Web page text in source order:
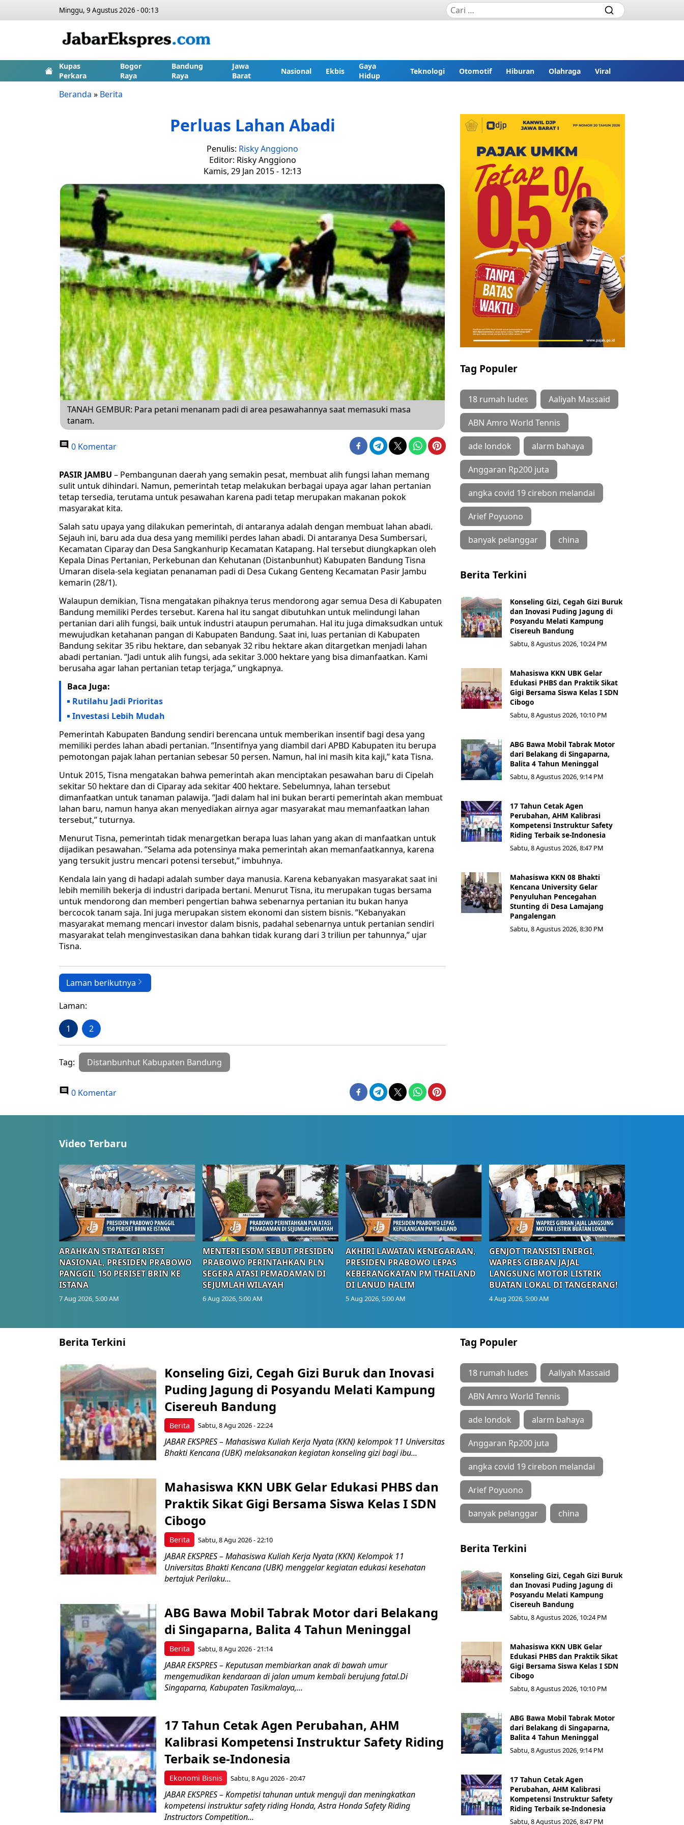
Minggu, 9 Agustus 2026 - 00:13
Kupas
Perkara
Bogor
Raya
Bandung
Raya
Jawa
Barat
Nasional Ekbis
Gaya
Hidup
Teknologi Otomotif Hiburan Olahraga Viral
Beranda » Berita
Perluas Lahan Abadi
Penulis: Risky Anggiono
Editor: Risky Anggiono
Kamis, 29 Jan 2015 - 12:13
TANAH GEMBUR: Para petani menanam padi di area pesawahannya saat memasuki masa
tanam.
0 Komentar
PASIR JAMBU – Pembangunan daerah yang semakin pesat, membuat alih fungsi lahan memang
sulit untuk dihindari. Namun, pemerintah tetap melakukan berbagai upaya agar lahan pertanian
tetap tersedia, terutama untuk pesawahan karena padi tetap merupakan makanan pokok
masyarakat kita.
Salah satu upaya yang dilakukan pemerintah, di antaranya adalah dengan membuat lahan abadi.
Sejauh ini, baru ada dua desa yang memiliki perdes lahan abadi. Di antaranya Desa Sumbersari,
Kecamatan Ciparay dan Desa Sangkanhurip Kecamatan Katapang. Hal tersebut diungkapkan oleh
Kepala Dinas Pertanian, Perkebunan dan Kehutanan (Distanbunhut) Kabupaten Bandung Tisna
Umaran disela-sela kegiatan penanaman padi di Desa Cukang Genteng Kecamatan Pasir Jambu
kemarin (28/1).
Walaupun demikian, Tisna mengatakan pihaknya terus mendorong agar semua Desa di Kabupaten
Bandung memiliki Perdes tersebut. Karena hal itu sangat dibutuhkan untuk melindungi lahan
pertanian dari alih fungsi, baik untuk industri ataupun perumahan. Hal itu juga dimaksudkan untuk
mewujudkan ketahanan pangan di Kabupaten Bandung. Saat ini, luas pertanian di Kabupaten
Bandung sekitar 35 ribu hektare, dan sebanyak 32 ribu hektare akan ditargetkan menjadi lahan
abadi pertanian. ’’Jadi untuk alih fungsi, ada sekitar 3.000 hektare yang bisa dimanfaatkan. Kami
berusaha agar lahan pertanian tetap terjaga,’’ ungkapnya.
Baca Juga:
Rutilahu Jadi Prioritas
Investasi Lebih Mudah
Pemerintah Kabupaten Bandung sendiri berencana untuk memberikan insentif bagi desa yang
memiliki perdes lahan abadi pertanian. ’’Insentifnya yang diambil dari APBD Kabupaten itu berupa
pemotongan pajak lahan pertanian sebesar 50 persen. Namun, hal ini masih kita kaji,’’ kata Tisna.
Untuk 2015, Tisna mengatakan bahwa pemerintah akan menciptakan pesawahan baru di Cipelah
sekitar 50 hektare dan di Ciparay ada sekitar 400 hektare. Sebelumnya, lahan tersebut
dimanfaatkan untuk tanaman palawija. ’’Jadi dalam hal ini bukan berarti pemerintah akan membuat
lahan baru, namun hanya akan menyediakan airnya agar masyarakat mau memanfaatkan lahan
tersebut,’’ tuturnya.
Menurut Tisna, pemerintah tidak menargetkan berapa luas lahan yang akan di manfaatkan untuk
dijadikan pesawahan. ’’Selama ada potensinya maka pemerintah akan memanfaatkannya, karena
yang tersukit justru mencari potensi tersebut,’’ imbuhnya.
Kendala lain yang di hadapi adalah sumber daya manusia. Karena kebanyakan masyarakat saat ini
lebih memilih bekerja di industri daripada bertani. Menurut Tisna, itu merupakan tugas bersama
untuk mendorong dan memberi pengertian bahwa sebenarnya pertanian itu bukan hanya
bercocok tanam saja. Ini juga merupakan sistem ekonomi dan sistem bisnis. ’’Kebanyakan
masyarakat memang mencari investor dalam bisnis, padahal sebenarnya untuk pertanian sendiri
masyarakat telah menginvestasikan dana bahkan tidak kurang dari 3 triliun per tahunnya,’’ ujar
Tisna.
Laman berikutnya
Laman:
1 2
Tag: Distanbunhut Kabupaten Bandung
0 Komentar
Tag Populer
18 rumah ludes Aaliyah Massaid
ABN Amro World Tennis
ade londok alarm bahaya
Anggaran Rp200 juta
angka covid 19 cirebon melandai
Arief Poyuono
banyak pelanggar china
Berita Terkini
Konseling Gizi, Cegah Gizi Buruk
dan Inovasi Puding Jagung di
Posyandu Melati Kampung
Cisereuh Bandung
Sabtu, 8 Agustus 2026, 10:24 PM
Mahasiswa KKN UBK Gelar
Edukasi PHBS dan Praktik Sikat
Gigi Bersama Siswa Kelas I SDN
Cibogo
Sabtu, 8 Agustus 2026, 10:10 PM
ABG Bawa Mobil Tabrak Motor
dari Belakang di Singaparna,
Balita 4 Tahun Meninggal
Sabtu, 8 Agustus 2026, 9:14 PM
17 Tahun Cetak Agen
Perubahan, AHM Kalibrasi
Kompetensi Instruktur Safety
Riding Terbaik se-Indonesia
Sabtu, 8 Agustus 2026, 8:47 PM
Mahasiswa KKN 08 Bhakti
Kencana University Gelar
Penyuluhan Pencegahan
Stunting di Desa Lamajang
Pangalengan
Sabtu, 8 Agustus 2026, 8:30 PM
Video Terbaru
ARAHKAN STRATEGI RISET
NASIONAL, PRESIDEN PRABOWO
PANGGIL 150 PERISET BRIN KE
ISTANA
7 Aug 2026, 5:00 AM
MENTERI ESDM SEBUT PRESIDEN
PRABOWO PERINTAHKAN PLN
SEGERA ATASI PEMADAMAN DI
SEJUMLAH WILAYAH
6 Aug 2026, 5:00 AM
AKHIRI LAWATAN KENEGARAAN,
PRESIDEN PRABOWO LEPAS
KEBERANGKATAN PM THAILAND
DI LANUD HALIM
5 Aug 2026, 5:00 AM
GENJOT TRANSISI ENERGI,
WAPRES GIBRAN JAJAL
LANGSUNG MOTOR LISTRIK
BUATAN LOKAL DI TANGERANG!
4 Aug 2026, 5:00 AM
Berita Terkini
Berita
Konseling Gizi, Cegah Gizi Buruk dan Inovasi
Puding Jagung di Posyandu Melati Kampung
Cisereuh Bandung
Sabtu, 8 Agu 2026 - 22:24
JABAR EKSPRES – Mahasiswa Kuliah Kerja Nyata (KKN) kelompok 11 Universitas
Bhakti Kencana (UBK) melaksanakan kegiatan konseling gizi bagi ibu...
Berita
Mahasiswa KKN UBK Gelar Edukasi PHBS dan
Praktik Sikat Gigi Bersama Siswa Kelas I SDN
Cibogo
Sabtu, 8 Agu 2026 - 22:10
JABAR EKSPRES – Mahasiswa Kuliah Kerja Nyata (KKN) Kelompok 11
Universitas Bhakti Kencana (UBK) menggelar kegiatan edukasi kesehatan
bertajuk Perilaku...
Berita
ABG Bawa Mobil Tabrak Motor dari Belakang
di Singaparna, Balita 4 Tahun Meninggal
Sabtu, 8 Agu 2026 - 21:14
JABAR EKSPRES – Keputusan membiarkan anak di bawah umur
mengemudikan kendaraan di jalan umum kembali berujung fatal.Di
Singaparna, Kabupaten Tasikmalaya,...
Ekonomi Bisnis
17 Tahun Cetak Agen Perubahan, AHM
Kalibrasi Kompetensi Instruktur Safety Riding
Terbaik se-Indonesia
Sabtu, 8 Agu 2026 - 20:47
JABAR EKSPRES – Kompetisi tahunan untuk menguji dan meningkatkan
kompetensi instruktur safety riding Honda, Astra Honda Safety Riding
Instructors Competition...
Tag Populer
18 rumah ludes Aaliyah Massaid
ABN Amro World Tennis
ade londok alarm bahaya
Anggaran Rp200 juta
angka covid 19 cirebon melandai
Arief Poyuono
banyak pelanggar china
Berita Terkini
Konseling Gizi, Cegah Gizi Buruk
dan Inovasi Puding Jagung di
Posyandu Melati Kampung
Cisereuh Bandung
Sabtu, 8 Agustus 2026, 10:24 PM
Mahasiswa KKN UBK Gelar
Edukasi PHBS dan Praktik Sikat
Gigi Bersama Siswa Kelas I SDN
Cibogo
Sabtu, 8 Agustus 2026, 10:10 PM
ABG Bawa Mobil Tabrak Motor
dari Belakang di Singaparna,
Balita 4 Tahun Meninggal
Sabtu, 8 Agustus 2026, 9:14 PM
17 Tahun Cetak Agen
Perubahan, AHM Kalibrasi
Kompetensi Instruktur Safety
Riding Terbaik se-Indonesia
Sabtu, 8 Agustus 2026, 8:47 PM